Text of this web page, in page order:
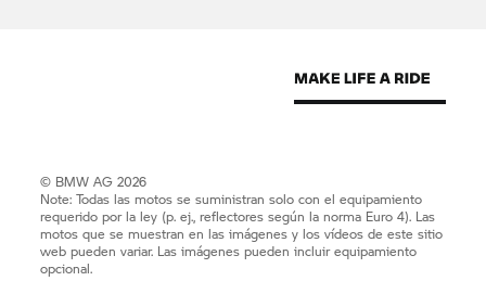
© BMW AG 2026
Note: Todas las motos se suministran solo con el equipamiento
requerido por la ley (p. ej., reflectores según la norma Euro 4). Las
motos que se muestran en las imágenes y los vídeos de este sitio
web pueden variar. Las imágenes pueden incluir equipamiento
opcional.